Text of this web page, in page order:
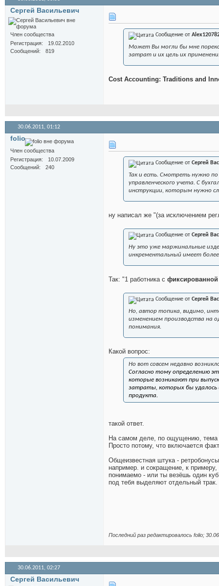
Сергей Васильевич
Член сообщества
Регистрация
19.02.2010
Сообщений
819
Сообщение от
Может Вы могли бы мне
затрат и их цель их
Cost Accounting: Traditions and
30.06.2011, 01:12
folio
Член сообщества
Регистрация
10.07.2009
Сообщений
240
Сообщение от Сергей
Так и есть. Смотреть нужно по
управленческого учета. С
инструкции, которым нужно
ну написал же "(за исключением
Сообщение от Сергей
Ну это уже маржинальные
инкрементальный имеет
Так: "1 работника с фиксированной
Сообщение от Сергей
Но, автор топика, видимо,
изменением производства на
понимания.
Какой вопрос:
Но вот совсем недавно
Согласно тому определению
которые возникают при
затраты, которых бы удалось
продукта.
такой ответ.
На самом деле, по ощущению, тема
Просто потому, что включается
Общеизвестная штука -
например. и сокращение, к
понимаемо - или ты везёшь один
под тебя выделяют отдельный трак.
Последний раз редактировалось folio;
30.06.2011, 02:27
Сергей Васильевич